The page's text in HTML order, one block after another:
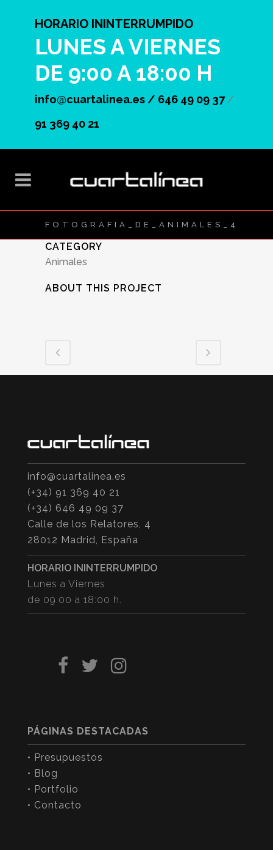
HORARIO ININTERRUMPIDO
LUNES A VIERNES
DE 9:00 A 18:00 H
info@cuartalinea.es / 646 49 09 37/
91 369 40 21
FOTOGRAFIA_DE_ANIMALES_4
CATEGORY
Animales
ABOUT THIS PROJECT
info@cuartalinea.es
(+34) 91 369 40 21
(+34) 646 49 09 37
Calle de los Relatores, 4
28012 Madrid, España
HORARIO ININTERRUMPIDO
Lunes a Viernes
de 09:00 a 18:00 h.
PÁGINAS DESTACADAS
• Presupuestos
• Blog
• Portfolio
• Contacto